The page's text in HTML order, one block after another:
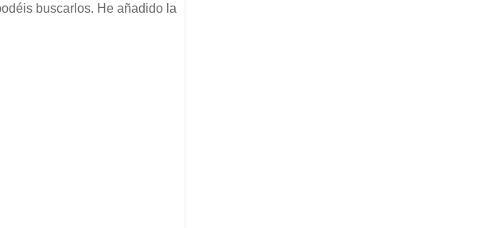
buscarlos. He añadido la